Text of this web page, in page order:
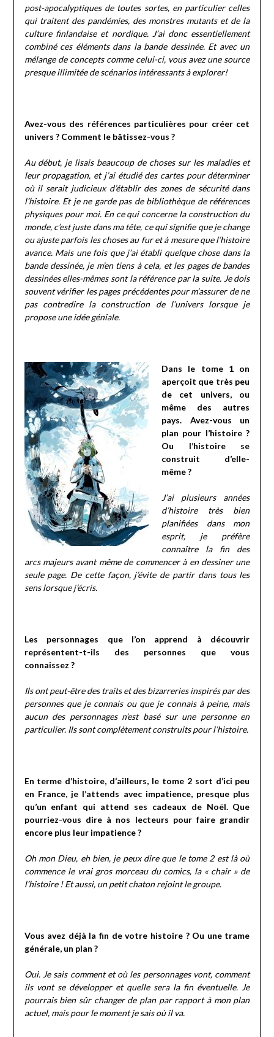
post-apocalyptiques de toutes sortes, en particulier celles
qui traitent des pandémies, des monstres mutants et de la
culture finlandaise et nordique. J’ai donc essentiellement
combiné ces éléments dans la bande dessinée. Et avec un
mélange de concepts comme celui-ci, vous avez une source
presque illimitée de scénarios intéressants à explorer!
Avez-vous des références particulières pour créer cet
univers ? Comment le bâtissez-vous ?
Au début, je lisais beaucoup de choses sur les maladies et
leur propagation, et j’ai étudié des cartes pour déterminer
où il serait judicieux d’établir des zones de sécurité dans
l’histoire. Et je ne garde pas de bibliothèque de références
physiques pour moi. En ce qui concerne la construction du
monde, c’est juste dans ma tête, ce qui signifie que je change
ou ajuste parfois les choses au fur et à mesure que l’histoire
avance. Mais une fois que j’ai établi quelque chose dans la
bande dessinée, je m’en tiens à cela, et les pages de bandes
dessinées elles-mêmes sont la référence par la suite. Je dois
souvent vérifier les pages précédentes pour m’assurer de ne
pas contredire la construction de l’univers lorsque je
propose une idée géniale.
Dans le tome 1 on
aperçoit que très peu
de cet univers, ou
même des autres
pays. Avez-vous un
plan pour l’histoire ?
Ou l’histoire se
construit d’elle-
même ?
J’ai plusieurs années
d’histoire très bien
planifiées dans mon
esprit, je préfère
connaître la fin des
arcs majeurs avant même de commencer à en dessiner une
seule page. De cette façon, j’évite de partir dans tous les
sens lorsque j’écris.
Les personnages que l’on apprend à découvrir
représentent-t-ils des personnes que vous
connaissez ?
Ils ont peut-être des traits et des bizarreries inspirés par des
personnes que je connais ou que je connais à peine, mais
aucun des personnages n’est basé sur une personne en
particulier. Ils sont complètement construits pour l’histoire.
En terme d’histoire, d‘ailleurs, le tome 2 sort d’ici peu
en France, je l’attends avec impatience, presque plus
qu’un enfant qui attend ses cadeaux de Noël. Que
pourriez-vous dire à nos lecteurs pour faire grandir
encore plus leur impatience ?
Oh mon Dieu, eh bien, je peux dire que le tome 2 est là où
commence le vrai gros morceau du comics, la « chair » de
l’histoire ! Et aussi, un petit chaton rejoint le groupe.
Vous avez déjà la fin de votre histoire ? Ou une trame
générale, un plan ?
Oui. Je sais comment et où les personnages vont, comment
ils vont se développer et quelle sera la fin éventuelle. Je
pourrais bien sûr changer de plan par rapport à mon plan
actuel, mais pour le moment je sais où il va.